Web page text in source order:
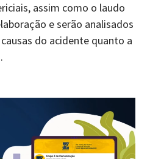
assim como o laudo
e serão analisados
do acidente quanto a